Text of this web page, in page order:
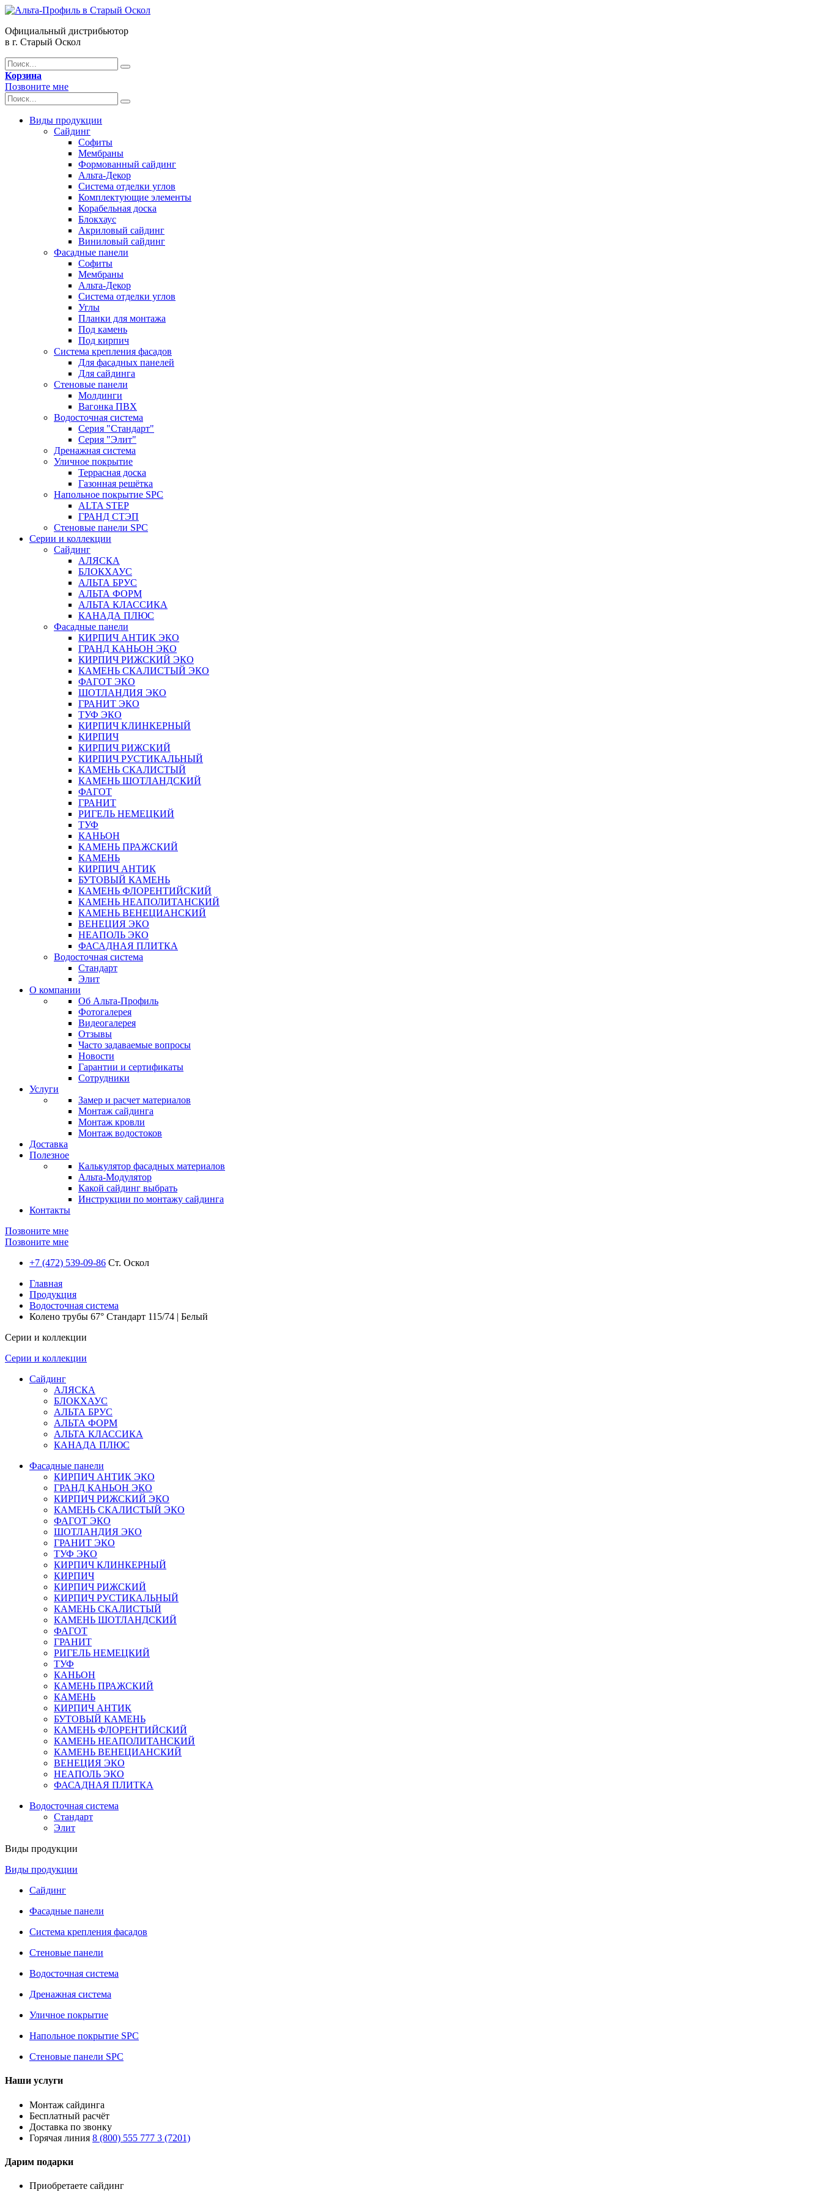
Официальный дистрибьютор
в г. Старый Оскол
Корзина
Позвоните мне
Виды продукции
Сайдинг
Софиты
Мембраны
Формованный сайдинг
Альта-Декор
Система отделки углов
Комплектующие элементы
Корабельная доска
Блокхаус
Акриловый сайдинг
Виниловый сайдинг
Фасадные панели
Софиты
Мембраны
Альта-Декор
Система отделки углов
Углы
Планки для монтажа
Под камень
Под кирпич
Система крепления фасадов
Для фасадных панелей
Для сайдинга
Стеновые панели
Молдинги
Вагонка ПВХ
Водосточная система
Серия "Стандарт"
Серия "Элит"
Дренажная система
Уличное покрытие
Террасная доска
Газонная решётка
Напольное покрытие SPC
ALTA STEP
ГРАНД СТЭП
Стеновые панели SPC
Серии и коллекции
Сайдинг
АЛЯСКА
БЛОКХАУС
АЛЬТА БРУС
АЛЬТА ФОРМ
АЛЬТА КЛАССИКА
КАНАДА ПЛЮС
Фасадные панели
КИРПИЧ АНТИК ЭКО
ГРАНД КАНЬОН ЭКО
КИРПИЧ РИЖСКИЙ ЭКО
КАМЕНЬ СКАЛИСТЫЙ ЭКО
ФАГОТ ЭКО
ШОТЛАНДИЯ ЭКО
ГРАНИТ ЭКО
ТУФ ЭКО
КИРПИЧ КЛИНКЕРНЫЙ
КИРПИЧ
КИРПИЧ РИЖСКИЙ
КИРПИЧ РУСТИКАЛЬНЫЙ
КАМЕНЬ СКАЛИСТЫЙ
КАМЕНЬ ШОТЛАНДСКИЙ
ФАГОТ
ГРАНИТ
РИГЕЛЬ НЕМЕЦКИЙ
ТУФ
КАНЬОН
КАМЕНЬ ПРАЖСКИЙ
КАМЕНЬ
КИРПИЧ АНТИК
БУТОВЫЙ КАМЕНЬ
КАМЕНЬ ФЛОРЕНТИЙСКИЙ
КАМЕНЬ НЕАПОЛИТАНСКИЙ
КАМЕНЬ ВЕНЕЦИАНСКИЙ
ВЕНЕЦИЯ ЭКО
НЕАПОЛЬ ЭКО
ФАСАДНАЯ ПЛИТКА
Водосточная система
Стандарт
Элит
О компании
Об Альта-Профиль
Фотогалерея
Видеогалерея
Отзывы
Часто задаваемые вопросы
Новости
Гарантии и сертификаты
Сотрудники
Услуги
Замер и расчет материалов
Монтаж сайдинга
Монтаж кровли
Монтаж водостоков
Доставка
Полезное
Калькулятор фасадных материалов
Альта-Модулятор
Какой сайдинг выбрать
Инструкции по монтажу сайдинга
Контакты
Позвоните мне
Позвоните мне
+7 (472) 539-09-86 Ст. Оскол
Главная
Продукция
Водосточная система
Колено трубы 67° Стандарт 115/74 | Белый
Серии и коллекции
Серии и коллекции
Сайдинг
АЛЯСКА
БЛОКХАУС
АЛЬТА БРУС
АЛЬТА ФОРМ
АЛЬТА КЛАССИКА
КАНАДА ПЛЮС
Фасадные панели
КИРПИЧ АНТИК ЭКО
ГРАНД КАНЬОН ЭКО
КИРПИЧ РИЖСКИЙ ЭКО
КАМЕНЬ СКАЛИСТЫЙ ЭКО
ФАГОТ ЭКО
ШОТЛАНДИЯ ЭКО
ГРАНИТ ЭКО
ТУФ ЭКО
КИРПИЧ КЛИНКЕРНЫЙ
КИРПИЧ
КИРПИЧ РИЖСКИЙ
КИРПИЧ РУСТИКАЛЬНЫЙ
КАМЕНЬ СКАЛИСТЫЙ
КАМЕНЬ ШОТЛАНДСКИЙ
ФАГОТ
ГРАНИТ
РИГЕЛЬ НЕМЕЦКИЙ
ТУФ
КАНЬОН
КАМЕНЬ ПРАЖСКИЙ
КАМЕНЬ
КИРПИЧ АНТИК
БУТОВЫЙ КАМЕНЬ
КАМЕНЬ ФЛОРЕНТИЙСКИЙ
КАМЕНЬ НЕАПОЛИТАНСКИЙ
КАМЕНЬ ВЕНЕЦИАНСКИЙ
ВЕНЕЦИЯ ЭКО
НЕАПОЛЬ ЭКО
ФАСАДНАЯ ПЛИТКА
Водосточная система
Стандарт
Элит
Виды продукции
Виды продукции
Сайдинг
Фасадные панели
Система крепления фасадов
Стеновые панели
Водосточная система
Дренажная система
Уличное покрытие
Напольное покрытие SPC
Стеновые панели SPC
Наши услуги
Монтаж сайдинга
Бесплатный расчёт
Доставка по звонку
Горячая линия 8 (800) 555 777 3 (7201)
Дарим подарки
Приобретаете сайдинг